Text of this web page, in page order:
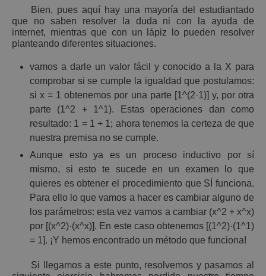
Bien, pues aquí hay una mayoría del estudiantado
que no saben resolver la duda ni con la ayuda de
internet, mientras que con un lápiz lo pueden resolver
planteando diferentes situaciones.
vamos a darle un valor fácil y conocido a la X para
comprobar si se cumple la igualdad que postulamos:
si x = 1 obtenemos por una parte [1^(2·1)] y, por otra
parte (1^2 + 1^1). Estas operaciones dan como
resultado: 1 = 1 + 1; ahora tenemos la certeza de que
nuestra premisa no se cumple.
Aunque esto ya es un proceso inductivo por sí
mismo, si esto te sucede en un examen lo que
quieres es obtener el procedimiento que SÍ funciona.
Para ello lo que vamos a hacer es cambiar alguno de
los parámetros: esta vez vamos a cambiar (x^2 + x^x)
por [(x^2)·(x^x)]. En este caso obtenemos [(1^2)·(1^1)
= 1]. ¡Y hemos encontrado un método que funciona!
Si llegamos a este punto, resolvemos y pasamos al